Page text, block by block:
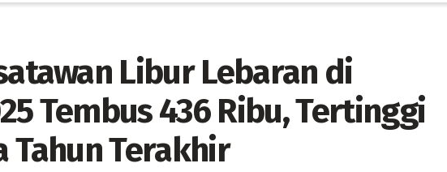
Libur Lebaran di
Tembus 436 Ribu, Tertinggi
Tahun Terakhir